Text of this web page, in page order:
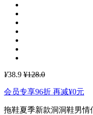
¥38.9 ¥128.0
会员专享96折 再减¥0元
拖鞋夏季新款洞洞鞋男